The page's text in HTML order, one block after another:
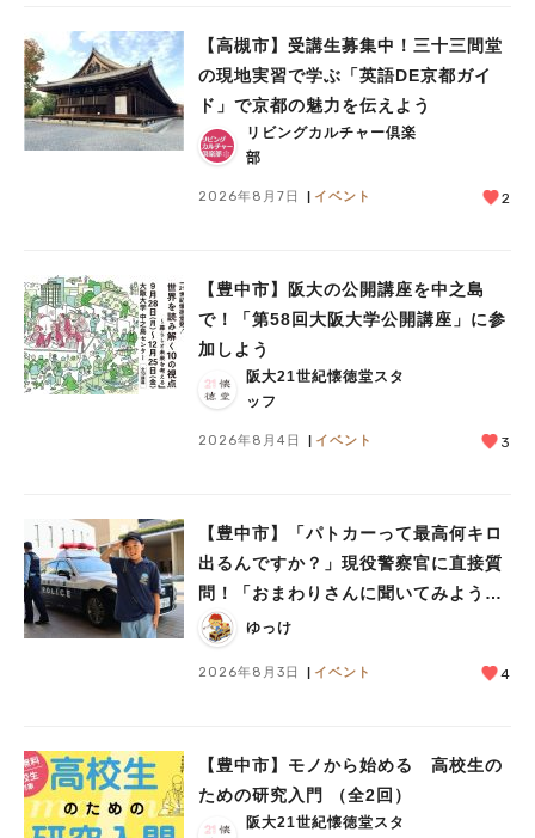
【高槻市】受講生募集中！三十三間堂
の現地実習で学ぶ「英語DE京都ガイ
ド」で京都の魅力を伝えよう
リビングカルチャー倶楽
部
2026年8月7日 イベント 2
【豊中市】阪大の公開講座を中之島
で！「第58回大阪大学公開講座」に参
加しよう
阪大21世紀懐徳堂スタ
ッフ
2026年8月4日 イベント 3
【豊中市】「パトカーって最高何キロ
出るんですか？」現役警察官に直接質
問！「おまわりさんに聞いてみよう」
に参加しました
ゆっけ
2026年8月3日 イベント 4
【豊中市】モノから始める 高校生の
ための研究入門 （全2回）
阪大21世紀懐徳堂スタ
人気のキーワード
#今週どこいく？#自然とふれあう#ランチ#カフェ#まとめ
#教えたい／教えて投稿記事#大阪学院大 商品開発プロジェクト